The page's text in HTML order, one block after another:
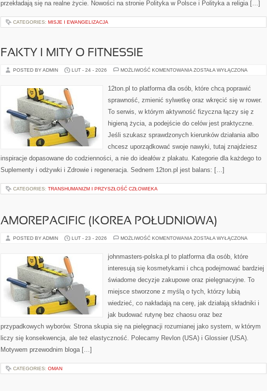
przekładają się na realne życie. Nowości na stronie Polityka w Polsce i Polityka a religia […]
CATEGORIES: MISJE I EWANGELIZACJA
FAKTY I MITY O FITNESSIE
POSTED BY ADMIN LUT - 24 - 2026 MOŻLIWOŚĆ KOMENTOWANIA FAKTY
O
FITNESSIE
ZOSTAŁA WYŁĄCZONA
12ton.pl to platforma dla osób, które chcą poprawić
sprawność, zmienić sylwetkę oraz wkręcić się w rower.
To serwis, w którym aktywność fizyczna łączy się z
higieną życia, a podejście do celów jest praktyczne.
Jeśli szukasz sprawdzonych kierunków działania albo
chcesz uporządkować swoje nawyki, tutaj znajdziesz
inspiracje dopasowane do codzienności, a nie do ideałów z plakatu. Kategorie dla każdego to
Suplementy i odżywki i Zdrowie i regeneracja. Sednem 12ton.pl jest balans: […]
CATEGORIES: TRANSHUMANIZM I PRZYSZŁOŚĆ CZŁOWIEKA
AMOREPACIFIC (KOREA POŁUDNIOWA)
POSTED BY ADMIN LUT - 23 - 2026 MOŻLIWOŚĆ KOMENTOWANIA AMOREPACIFIC
ZOSTAŁA WYŁĄCZONA
johnmasters-polska.pl to platforma dla osób, które
interesują się kosmetykami i chcą podejmować bardziej
świadome decyzje zakupowe oraz pielęgnacyjne. To
miejsce stworzone z myślą o tych, którzy lubią
wiedzieć, co nakładają na cerę, jak działają składniki i
jak budować rutynę bez chaosu oraz bez
przypadkowych wyborów. Strona skupia się na pielęgnacji rozumianej jako system, w którym
liczy się konsekwencja, ale też elastyczność. Polecamy Revlon (USA) i Glossier (USA).
Motywem przewodnim bloga […]
CATEGORIES: OMAN